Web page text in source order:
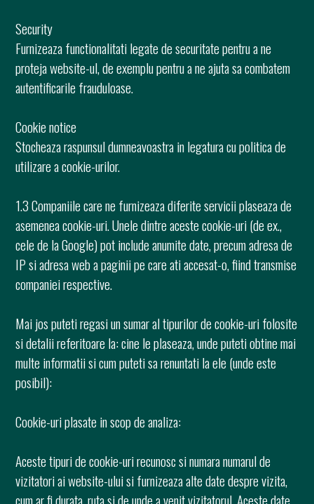
Security
Furnizeaza functionalitati legate de securitate pentru a ne
proteja website-ul, de exemplu pentru a ne ajuta sa combatem
autentificarile frauduloase.
Cookie notice
Stocheaza raspunsul dumneavoastra in legatura cu politica de
utilizare a cookie-urilor.
1.3 Companiile care ne furnizeaza diferite servicii plaseaza de
asemenea cookie-uri. Unele dintre aceste cookie-uri (de ex.,
cele de la Google) pot include anumite date, precum adresa de
IP si adresa web a paginii pe care ati accesat-o, fiind transmise
companiei respective.
Mai jos puteti regasi un sumar al tipurilor de cookie-uri folosite
si detalii referitoare la: cine le plaseaza, unde puteti obtine mai
multe informatii si cum puteti sa renuntati la ele (unde este
posibil):
Cookie-uri plasate in scop de analiza:
Aceste tipuri de cookie-uri recunosc si numara numarul de
vizitatori ai website-ului si furnizeaza alte date despre vizita,
cum ar fi durata, ruta si de unde a venit vizitatorul. Aceste date